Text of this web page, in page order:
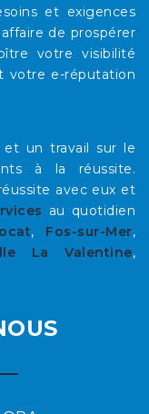
et exigences
de prospérer
votre visibilité
votre e-réputation
et un travail sur le
à la réussite.
avec eux et
au quotidien
, Fos-sur-Mer,
La Valentine,